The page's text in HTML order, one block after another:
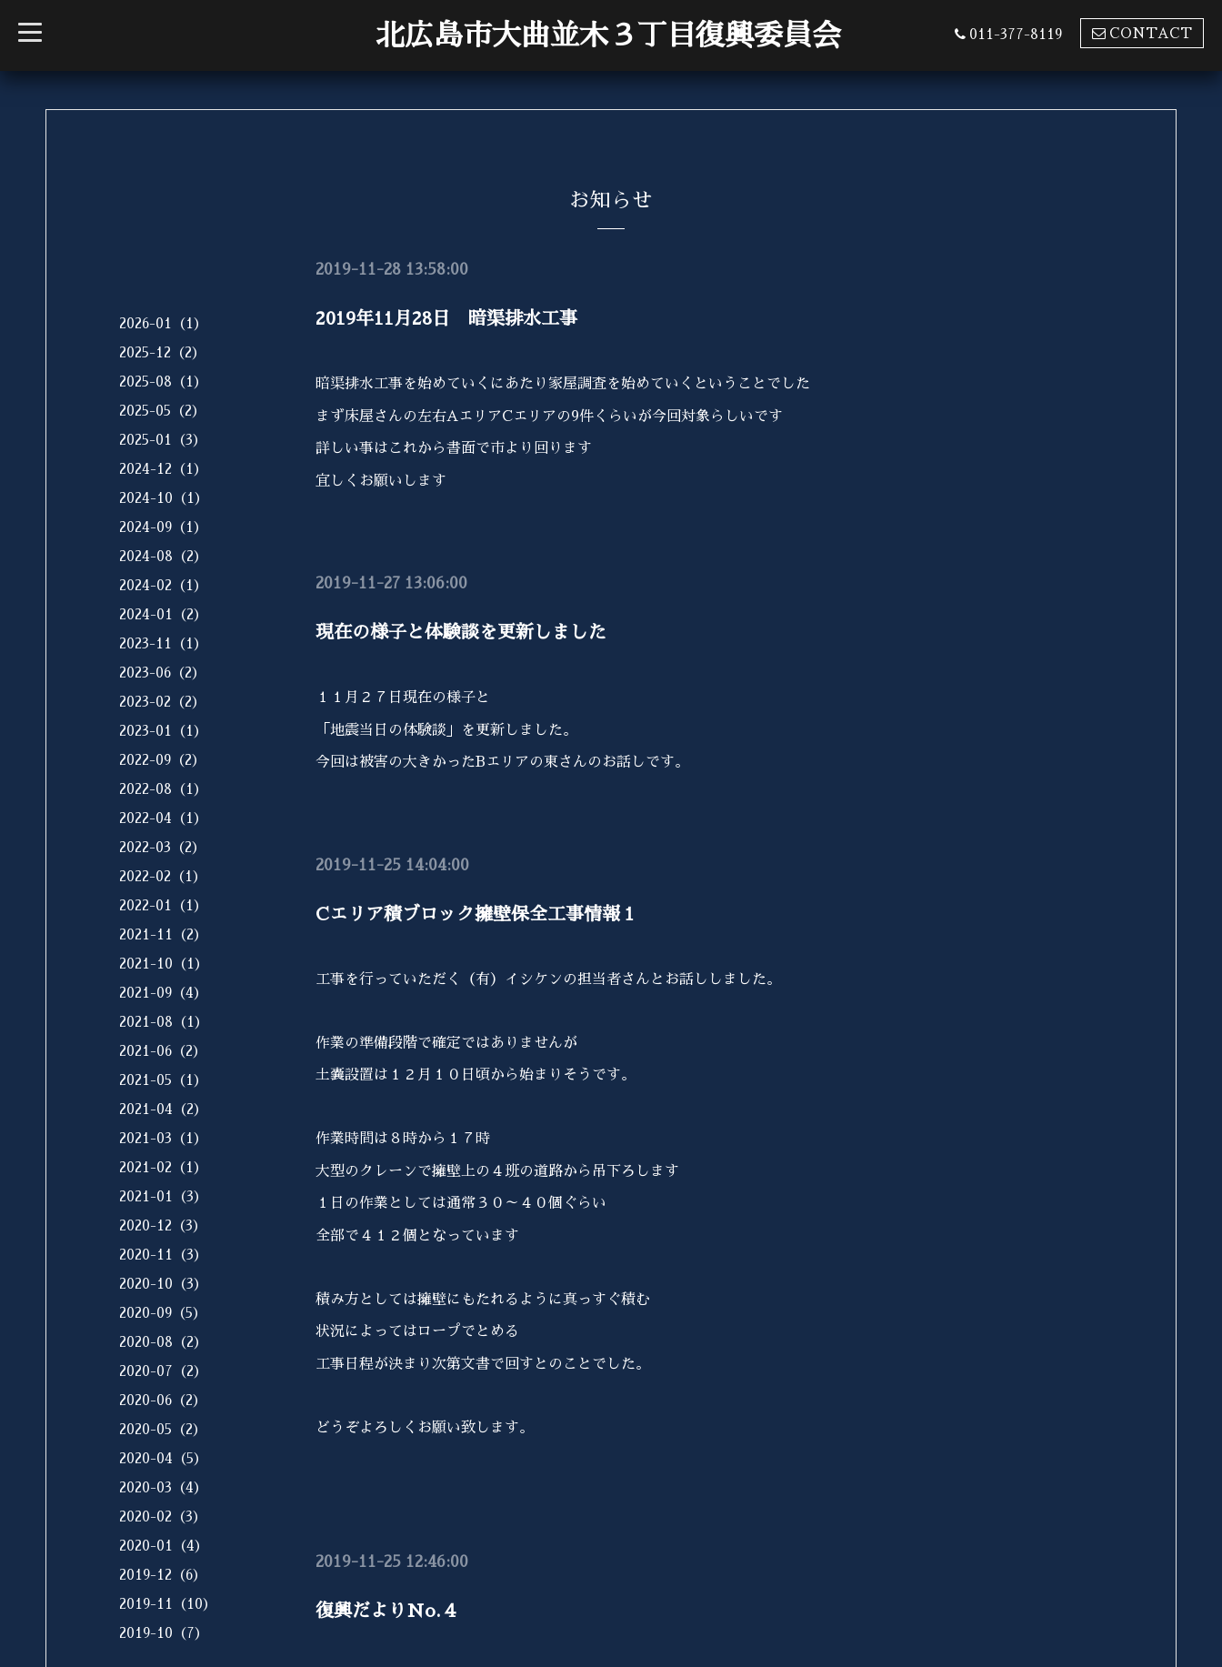
北広島市大曲並木３丁目復興委員会
t
o
011-377-8119 CONTACT
お知らせ
2019-11-28 13:58:00
2019年11月28日 暗渠排水工事
暗渠排水工事を始めていくにあたり家屋調査を始めていくということでした
まず床屋さんの左右AエリアCエリアの9件くらいが今回対象らしいです
詳しい事はこれから書面で市より回ります
宜しくお願いします
2019-11-27 13:06:00
現在の様子と体験談を更新しました
１１月２７日現在の様子と
「地震当日の体験談」を更新しました。
今回は被害の大きかったBエリアの東さんのお話しです。
2019-11-25 14:04:00
Cエリア積ブロック擁壁保全工事情報１
工事を行っていただく（有）イシケンの担当者さんとお話ししました。
作業の準備段階で確定ではありませんが
土嚢設置は１２月１０日頃から始まりそうです。
作業時間は８時から１７時
大型のクレーンで擁壁上の４班の道路から吊下ろします
１日の作業としては通常３０～４０個ぐらい
全部で４１２個となっています
積み方としては擁壁にもたれるように真っすぐ積む
状況によってはロープでとめる
工事日程が決まり次第文書で回すとのことでした。
どうぞよろしくお願い致します。
2019-11-25 12:46:00
復興だよりNo.４
2026-01（1）
2025-12（2）
2025-08（1）
2025-05（2）
2025-01（3）
2024-12（1）
2024-10（1）
2024-09（1）
2024-08（2）
2024-02（1）
2024-01（2）
2023-11（1）
2023-06（2）
2023-02（2）
2023-01（1）
2022-09（2）
2022-08（1）
2022-04（1）
2022-03（2）
2022-02（1）
2022-01（1）
2021-11（2）
2021-10（1）
2021-09（4）
2021-08（1）
2021-06（2）
2021-05（1）
2021-04（2）
2021-03（1）
2021-02（1）
2021-01（3）
2020-12（3）
2020-11（3）
2020-10（3）
2020-09（5）
2020-08（2）
2020-07（2）
2020-06（2）
2020-05（2）
2020-04（5）
2020-03（4）
2020-02（3）
2020-01（4）
2019-12（6）
2019-11（10）
2019-10（7）